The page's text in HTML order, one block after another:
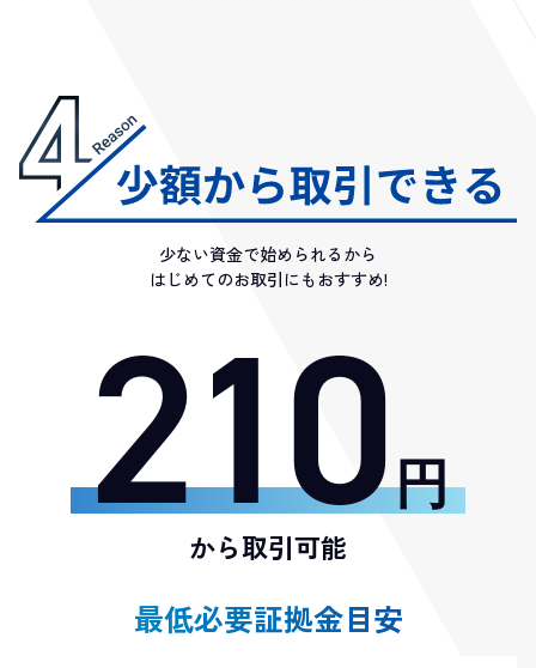
少ない資金で始められるから
はじめてのお取引にもおすすめ!
210円
から取引可能
最低必要証拠金目安